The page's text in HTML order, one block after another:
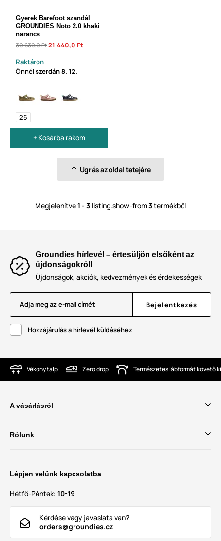
Gyerek Barefoot szandál
GROUNDIES Noto 2.0 khaki
narancs
30 630,0 Ft21 440,0 Ft
Raktáron
Önnélszerdán8. 12.
25
+ Kosárba rakom
Ugrás az oldal tetejére
Megjelenítve1 - 3 listing.show-from3termékből
Groundies hírlevél – értesüljön elsőként az
újdonságokról!
Újdonságok, akciók, kedvezmények és érdekességek
Adja meg az e-mail címét Bejelentkezés
Hozzájárulás a hírlevél küldéséhez
Vékony talp Zero drop Természetes lábformát követő
A vásárlásról
Rólunk
Lépjen velünk kapcsolatba
Hétfő-Péntek: 10-19
Kérdése vagy javaslata van?
orders@groundies.cz